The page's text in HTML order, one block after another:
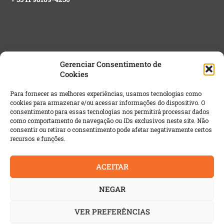
Gerenciar Consentimento de
Cookies
Para fornecer as melhores experiências, usamos tecnologias como
cookies para armazenar e/ou acessar informações do dispositivo. O
consentimento para essas tecnologias nos permitirá processar dados
como comportamento de navegação ou IDs exclusivos neste site. Não
consentir ou retirar o consentimento pode afetar negativamente certos
recursos e funções.
ACEITAR
NEGAR
VER PREFERÊNCIAS
Email*